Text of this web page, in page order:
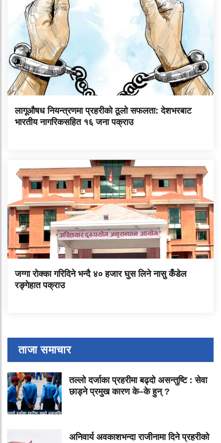
लागूऔषध नियन्त्रणमा प्रहरीको ठूलो सफलता: देशभरबाट
भारतीय नागरिकसहित १६ जना पक्राउ
जग्गा रोक्का गरिदिने भन्दै ४० हजार घुस लिने नासु कँडेल
रङ्गेहात पक्राउ
ताजा समाचार
तल्लो दर्जाका प्रहरीमा बढ्दो असन्तुष्टि : सेवा
छाड्ने प्रमुख कारण के–के हुन् ?
अनिवार्य अवकाशभन्दा राजीनामा दिने प्रहरीको